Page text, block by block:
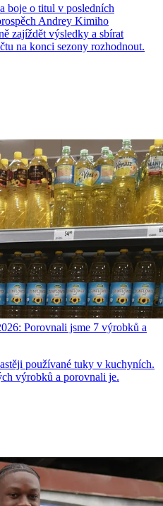
boje o titul v posledních
Andrey Kimiho
zajíždět výsledky a sbírat
na konci sezony rozhodnout.
Porovnali jsme 7 výrobků a
používané tuky v kuchyních.
výrobků a porovnali je.